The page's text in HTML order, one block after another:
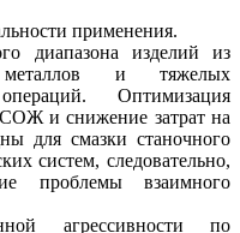
применения.
диапазона изделий из
и тяжелых
Оптимизация
и снижение затрат на
для смазки станочного
систем, следовательно,
проблемы взаимного
агрессивности по